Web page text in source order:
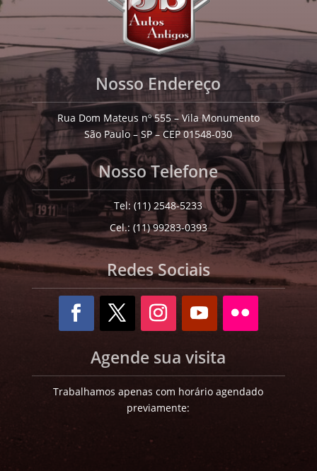
Nosso Endereço
Rua Dom Mateus nº 555 – Vila Monumento
São Paulo – SP – CEP 01548-030
Nosso Telefone
Tel: (11) 2548-5233
Cel.: (11) 99283-0393
Redes Sociais
Agende sua visita
Trabalhamos apenas com horário agendado
previamente: